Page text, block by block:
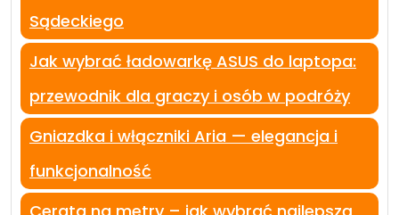
Sądeckiego
Jak wybrać ładowarkę ASUS do laptopa:
przewodnik dla graczy i osób w podróży
Gniazdka i włączniki Aria — elegancja i
funkcjonalność